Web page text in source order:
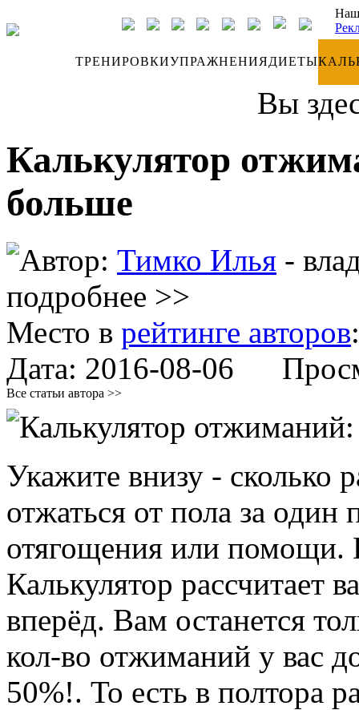
ТРЕНИРОВКИУПРАЖНЕНИЯДИЕТЫ
Вы
Калькулятор
больше
Автор: Тимко Илья -
подробнее >>
Место в рейтинге авторов
Дата: 2016-08-06
Все статьи автора >>
Укажите внизу - сколько
отжаться от пола за один
отягощения или помощи.
Калькулятор рассчитает
вперёд. Вам останется
кол-во отжиманий у вас
50%!. То есть в полтора